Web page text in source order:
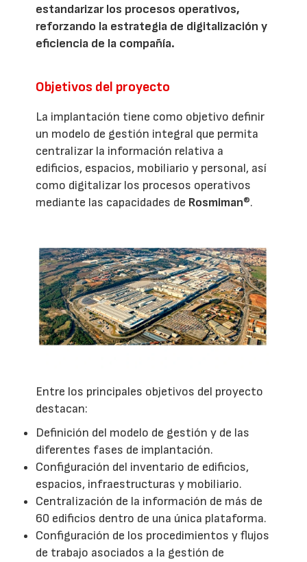
estandarizar los procesos operativos,
reforzando la estrategia de digitalización y
eficiencia de la compañía.
Objetivos del proyecto
La implantación tiene como objetivo definir
un modelo de gestión integral que permita
centralizar la información relativa a
edificios, espacios, mobiliario y personal, así
como digitalizar los procesos operativos
mediante las capacidades de Rosmiman®.
Entre los principales objetivos del proyecto
destacan:
Definición del modelo de gestión y de las
diferentes fases de implantación.
Configuración del inventario de edificios,
espacios, infraestructuras y mobiliario.
Centralización de la información de más de
60 edificios dentro de una única plataforma.
Configuración de los procedimientos y flujos
de trabajo asociados a la gestión de